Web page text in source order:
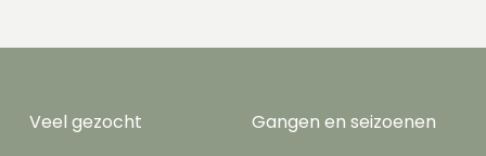
Veel gezocht
Gangen en seizoenen